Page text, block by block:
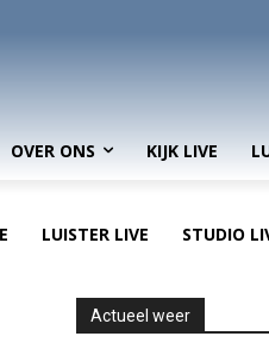
OVER ONS KIJK LIVE
LUISTER LIVE STUDIO
Actueel weer